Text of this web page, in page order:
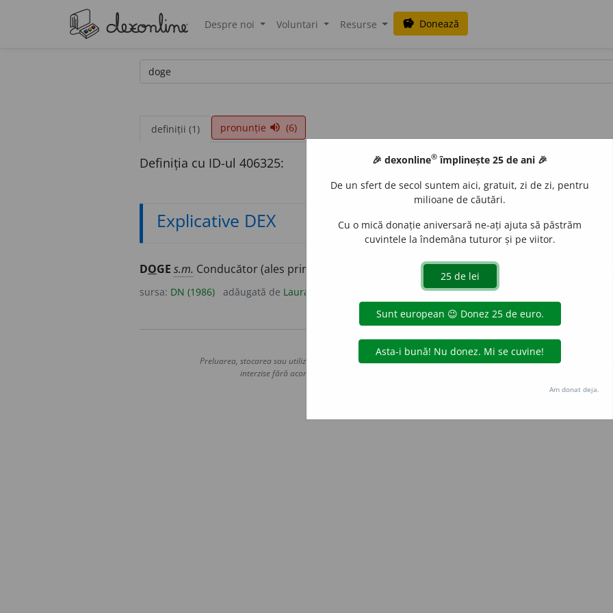
Despre noi Voluntari Resurse savings Donează
definiții (1) pronunție volume_up (6)
Definiția cu ID-ul 406325:
Explicative DEX
DOGE s.m. Conducător (ales prin vot) al vechilor republici italiene Veneția și Genova. [<
sursa: DN (1986) adăugată de LauraGellner
Copyright © 2004-2026 dexonline (https://dexonline.ro)
Preluarea, stocarea sau utilizarea datelor de pe acest site, inclusiv prin orice metode de extragere automată
interzise fără acordul nostru prealabil scris, cu excepția seturilor de date oferite oficial spre utilizare
Hosterion
🎉 dexonline® împlinește 25 de ani 🎉
De un sfert de secol suntem aici, gratuit, zi de zi, pentru
milioane de căutări.
Cu o mică donație aniversară ne-ați ajuta să păstrăm
cuvintele la îndemâna tuturor și pe viitor.
Am donat deja.